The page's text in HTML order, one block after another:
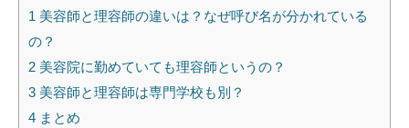
1 美容師と理容師の違いは？なぜ呼び名が分かれている
の？
2 美容院に勤めていても理容師というの？
3 美容師と理容師は専門学校も別？
4 まとめ